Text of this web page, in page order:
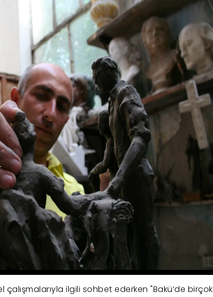
çalışmalarıyla ilgili sohbet ederken "Bakü’de birçok